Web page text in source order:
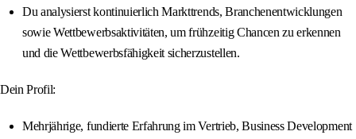
Du analysierst kontinuierlich Markttrends, Branchenentwicklungen
sowie Wettbewerbsaktivitäten, um frühzeitig Chancen zu erkennen
und die Wettbewerbsfähigkeit sicherzustellen.
Dein Profil:
Mehrjährige, fundierte Erfahrung im Vertrieb, Business Development